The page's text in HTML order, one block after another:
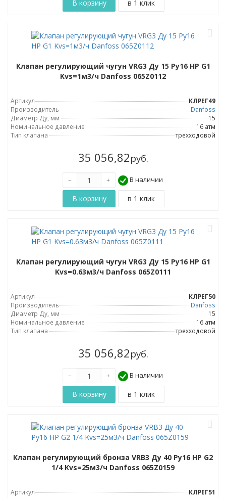
Клапан регулирующий чугун VRG3 Ду 15 Ру16 НР G1
Kvs=1м3/ч Danfoss 065Z0112
Артикул
КЛРЕГ49
Производитель
Danfoss
Диаметр Ду, мм
15
Номинальное давление
16 атм
Тип клапана
трехходовой
35 056,82руб.
В наличии
Клапан регулирующий чугун VRG3 Ду 15 Ру16 НР G1
Kvs=0.63м3/ч Danfoss 065Z0111
Артикул
КЛРЕГ50
Производитель
Danfoss
Диаметр Ду, мм
15
Номинальное давление
16 атм
Тип клапана
трехходовой
35 056,82руб.
В наличии
Клапан регулирующий бронза VRB3 Ду 40 Ру16 НР G2
1/4 Kvs=25м3/ч Danfoss 065Z0159
Артикул
КЛРЕГ51